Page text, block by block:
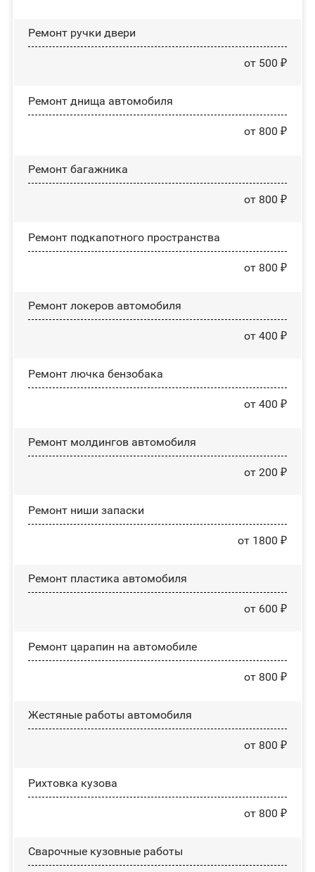
Ремонт ручки двери
от 500 ₽
Ремонт днища автомобиля
от 800 ₽
Ремонт багажника
от 800 ₽
Ремонт подкапотного пространства
от 800 ₽
Ремонт лoĸepoв автомобиля
от 400 ₽
Ремонт лючка бензобака
от 400 ₽
Ремонт молдингов автомобиля
от 200 ₽
Ремонт ниши запаски
от 1800 ₽
Ремонт пластика автомобиля
от 600 ₽
Ремонт царапин на автомобиле
от 800 ₽
Жестяные работы автомобиля
от 800 ₽
Рихтовка кузова
от 800 ₽
Сварочные кузовные работы